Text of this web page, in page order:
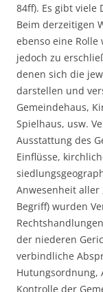
84ff). Es gibt viele
Beim derzeitigen
ebenso eine
jedoch zu
denen sich die
darstellen und
Gemeindehaus,
Spielhaus, usw.
Ausstattung des
Einflüsse,
Anwesenheit aller
Begriff) wurden
der niederen
verbindliche
Hutungsordnung,
Kontrolle der